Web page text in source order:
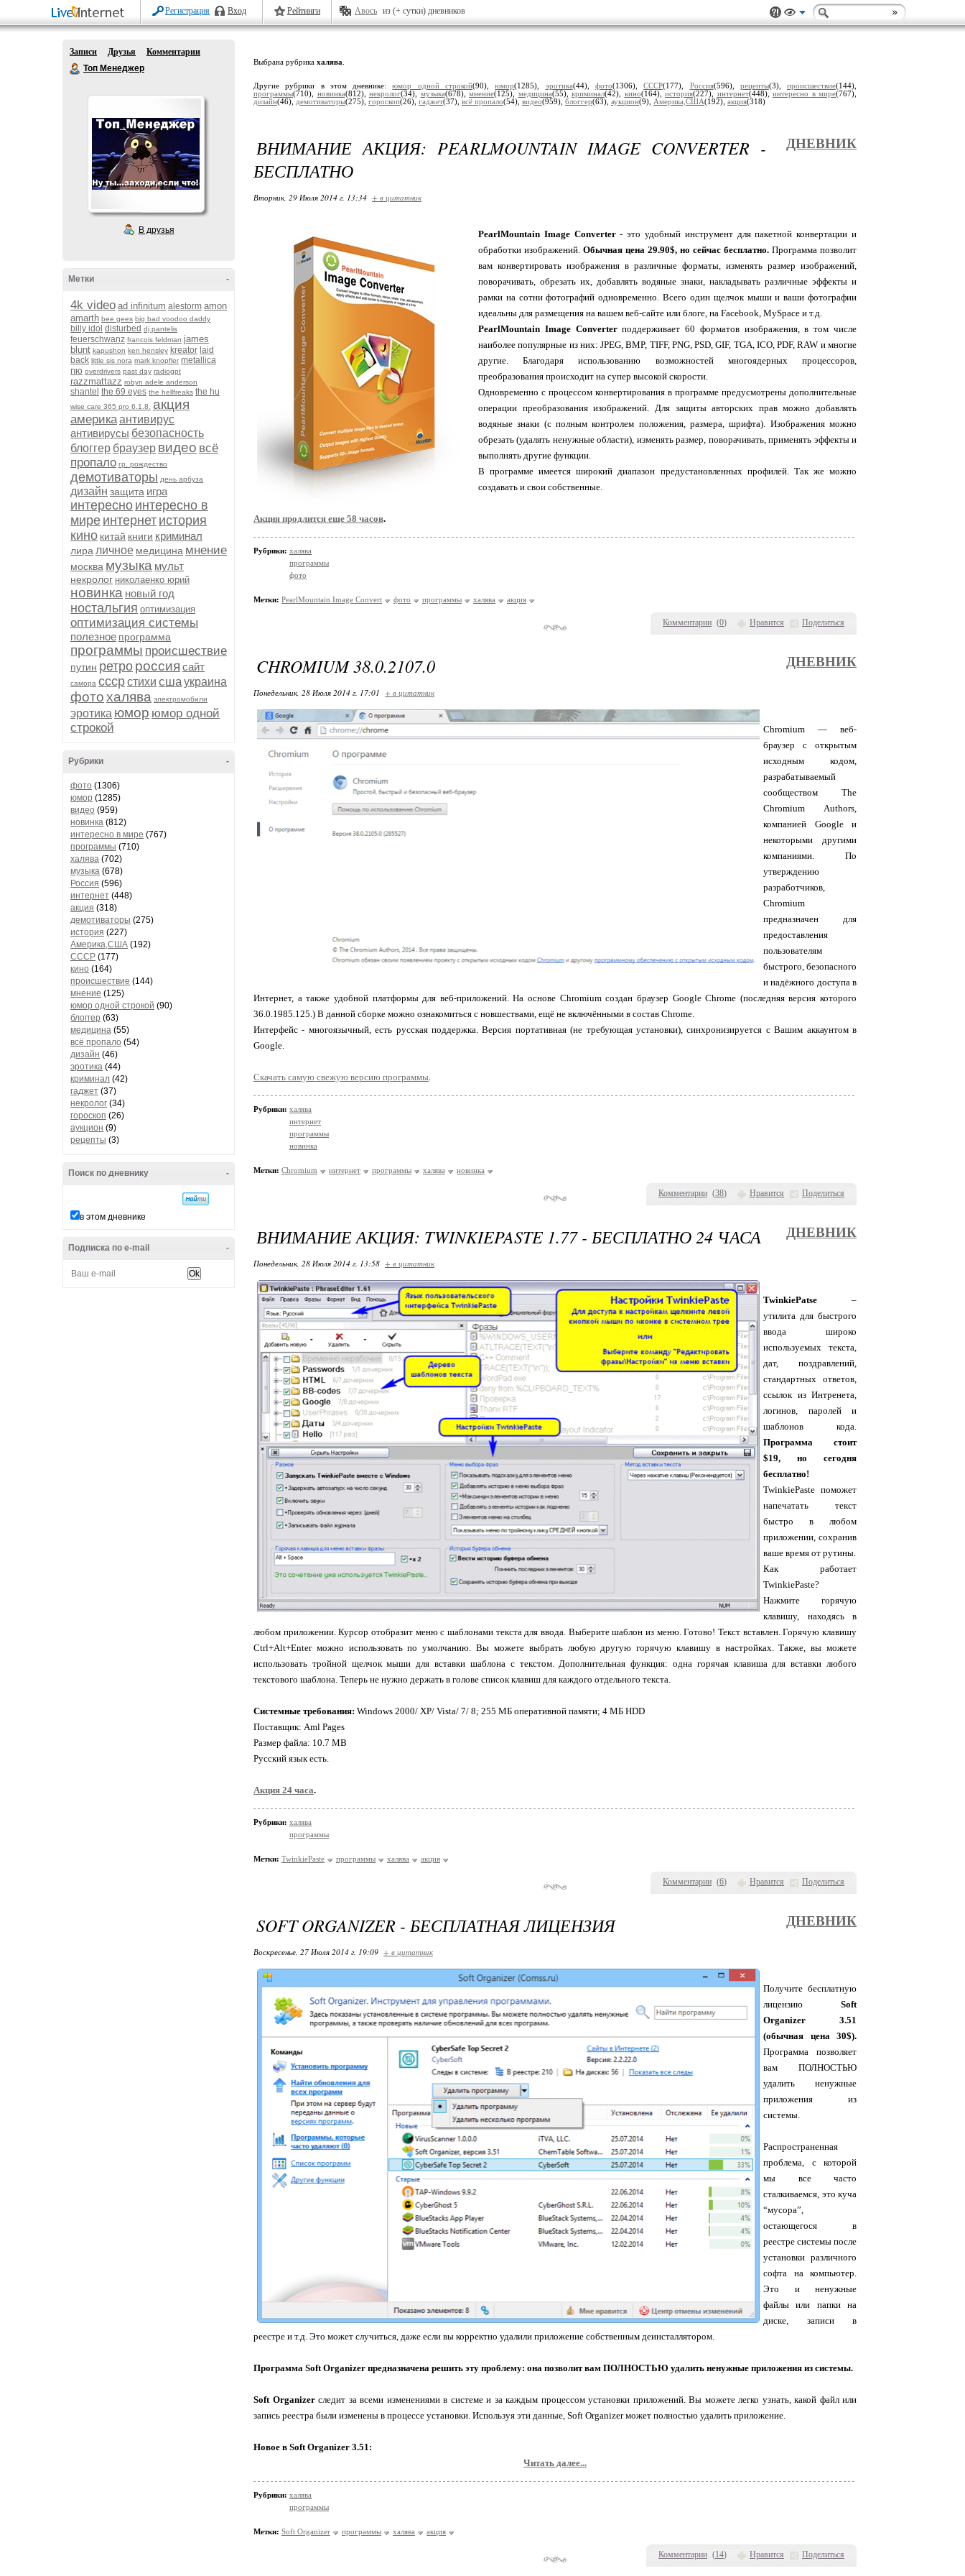
Регистрация Вход Рейтинги Авось из (+ сутки) дневников
Записи Друзья
Комментарии
Топ Менеджер
В друзья
-
Метки
4k video ad infinitum alestorm amon
amarth bee gees big bad voodoo daddy
billy idol disturbed dj pantelis
feuerschwanz francois feldman james
blunt kapushon ken hensley kreator laid
back little sis nora mark knopfler metallica
nю overdrivers past day radiogpt
razzmattazz robyn adele anderson
shantel the 69 eyes the hellfreaks the hu
wise care 365 pro 6.1.8. акция
америкаантивирус
антивирусы безопасность
блоггер браузер видео всё
пропало гр. рождество
демотиваторы день арбуза
дизайн защита игра
интересно интересно в
мире интернет история
кино китай книги криминал
лира личное медицина мнение
москва музыка мульт
некролог николаенко юрий
новинка новый год
ностальгия оптимизация
оптимизация системы
полезное программа
программы происшествие
путин ретро россия сайт
самора сссрстихи сшаукраина
фотохалява электромобили
эротика юмор юмор одной
строкой
-
Рубрики
фото (1306)
юмор (1285)
видео (959)
новинка (812)
интересно в мире (767)
программы (710)
халява (702)
музыка (678)
Россия (596)
интернет (448)
акция (318)
демотиваторы (275)
история (227)
Америка,США (192)
СССР (177)
кино (164)
происшествие (144)
мнение (125)
юмор одной строкой (90)
блоггер (63)
медицина (55)
всё пропало (54)
дизайн (46)
эротика (44)
криминал (42)
гаджет (37)
некролог (34)
гороскоп (26)
аукцион (9)
рецепты (3)
-
Поиск по дневнику
в этом дневнике
-
Подписка по e-mail
Выбрана рубрика халява
Другие рубрики в этом дневнике:юмор одной строкой(90),юмор(1285), эротика(44), фото(1306),СССР(177), Россия(596), рецепты(3),происшествие(144),
программы(710), новинка(812), некролог(34), музыка(678), мнение(125), медицина(55), криминал(42), кино(164), история(227), интернет(448), интересно в мире(767),
дизайн(46), демотиваторы(275), гороскоп(26), гаджет(37), всё пропало(54), видео(959), блоггер(63), аукцион(9), Америка,США(192), акция(318)
Комментарии (0) Нравится Поделиться
ВНИМАНИЕ АКЦИЯ: PEARLMOUNTAIN IMAGE CONVERTER -
БЕСПЛАТНО
ДНЕВНИК
Вторник, 29 Июля 2014 г. 13:34 + в цитатник
PearlMountain Image Converter- это удобный инструмент для пакетной конвертации и
обработки изображений. Обычная цена 29.90$, но сейчас бесплатно. Программа позволит
вам конвертировать изображения в различные форматы, изменять размер изображений,
поворачивать, обрезать их, добавлять водяные знаки, накладывать различные эффекты и
рамки на сотни фотографий одновременно. Всего один щелчок мыши и ваши фотографии
идеальны для размещения на вашем веб-сайте или блоге, на Facebook, MySpace и т.д.
PearlMountain Image Converterподдерживает 60 форматов изображения, в том числе
наиболее популярные из них: JPEG, BMP, TIFF, PNG, PSD, GIF, TGA, ICO, PDF, RAW и многие
другие. Благодаря использованию возможностей многоядерных процессоров,
преобразования происходит на супер высокой скорости.
Одновременно с процессом конвертирования в программе предусмотрены дополнительные
операции преобразования изображений. Для защиты авторских прав можно добавлять
водяные знаки (с полным контролем положения, размера, шрифта). Изображения можно
обрезать (удалять ненужные области), изменять размер, поворачивать, применять эффекты и
выполнять другие функции.
В программе имеется широкий диапазон предустановленных профилей. Так же можно
создавать и свои собственные.
Акция продлится еще 58 часов.
Рубрики: халява
программы
фото
Метки: PearlMountain Image Convert фото программы халява акция
Комментарии (38) Нравится Поделиться
CHROMIUM 38.0.2107.0 ДНЕВНИК
Понедельник, 28 Июля 2014 г. 17:01 + в цитатник
Chromium — веб-
браузер с открытым
исходным кодом,
разрабатываемый
сообществом The
Chromium Authors,
компанией Google и
некоторыми другими
компаниями. По
утверждению
разработчиков,
Chromium
предназначен для
предоставления
пользователям
быстрого, безопасного
и надёжного доступа в
Интернет, а также удобной платформы для веб-приложений. На основе Chromium создан браузер Google Chrome (последняя версия которого
36.0.1985.125.) В данной сборке можно ознакомиться с новшествами, ещё не включёнными в состав Chrome.
Интерфейс - многоязычный, есть русская поддержка. Версия портативная (не требующая установки), синхронизируется с Вашим аккаунтом в
Google.
Скачать самую свежую версию программы.
Рубрики: халява
интернет
программы
новинка
Метки: Chromium интернет программы халява новинка
Комментарии (6) Нравится Поделиться
ВНИМАНИЕ АКЦИЯ: TWINKIEPASTE 1.77 - БЕСПЛАТНО 24 ЧАСА ДНЕВНИК
Понедельник, 28 Июля 2014 г. 13:58 + в цитатник
TwinkiePatse –
утилита для быстрого
ввода широко
используемых текста,
дат, поздравлений,
стандартных ответов,
ссылок из Интренета,
логинов, паролей и
шаблонов кода.
Программа стоит
$19, но сегодня
бесплатно!
TwinkiePaste поможет
напечатать текст
быстро в любом
приложении, сохранив
ваше время от рутины.
Как работает
TwinkiePaste?
Нажмите горячую
клавишу, находясь в
любом приложении. Курсор отобразит меню с шаблонами текста для ввода. Выберите шаблон из меню. Готово! Текст вставлен. Горячую клавишу
Ctrl+Alt+Enter можно использовать по умолчанию. Вы можете выбрать любую другую горячую клавишу в настройках. Также, вы можете
использовать тройной щелчок мыши для вставки шаблона с текстом. Дополнительная функция: одна горячая клавиша для вставки любого
текстового шаблона. Теперь не нужно держать в голове список клавиш для каждого отдельного текста.
Системные требования: Windows 2000/ XP/ Vista/ 7/ 8; 255 MБ оперативной памяти; 4 MБ HDD
Поставщик: Aml Pages
Размер файла: 10.7 MB
Русский язык есть.
Акция 24 часа.
Рубрики: халява
программы
Метки: TwinkiePaste программы халява акция
Комментарии (14) Нравится Поделиться
SOFT ORGANIZER - БЕСПЛАТНАЯ ЛИЦЕНЗИЯ ДНЕВНИК
Воскресенье, 27 Июля 2014 г. 19:09 + в цитатник
Получите бесплатную
лицензию Soft
Organizer 3.51
(обычная цена 30$).
Программа позволяет
вам ПОЛНОСТЬЮ
удалить ненужные
приложения из
системы.
Распространенная
проблема, с которой
мы все часто
сталкиваемся, это куча
“мусора”,
остающегося в
реестре системы после
установки различного
софта на компьютер.
Это и ненужные
файлы или папки на
диске, записи в
реестре и т.д. Это может случиться, даже если вы корректно удалили приложение собственным деинсталлятором.
Программа Soft Organizer предназначена решить эту проблему: она позволит вам ПОЛНОСТЬЮ удалить ненужные приложения из системы.
Soft Organizerследит за всеми изменениями в системе и за каждым процессом установки приложений. Вы можете легко узнать, какой файл или
запись реестра были изменены в процессе установки. Используя эти данные, Soft Organizer может полностью удалить приложение.
Новое в Soft Organizer 3.51:
Читать далее...
Рубрики: халява
программы
Метки: Soft Organizer программы халява акция